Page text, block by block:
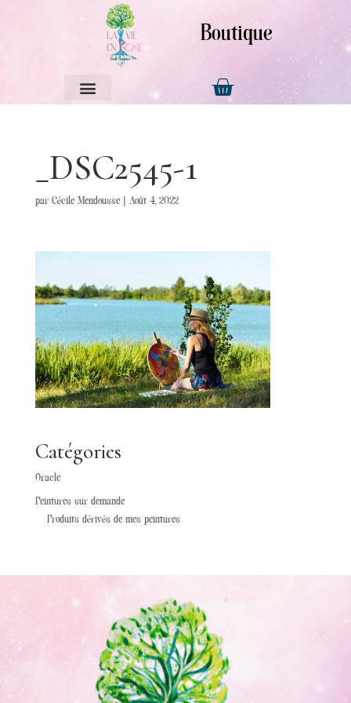
Boutique
_DSC2545-1
par Cécile Mendousse| Août 4, 2022
Catégories
Oracle
Peintures sur demande
Produits dérivés de mes peintures